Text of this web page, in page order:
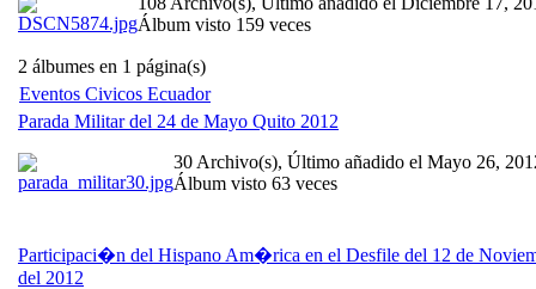
Álbum visto 159 veces
2 álbumes en 1 página(s)
Eventos Civicos Ecuador
Parada Militar del 24 de Mayo Quito 2012
30 Archivo(s), Último añadido el Mayo 26,
Álbum visto 63 veces
Participaci�n del Hispano Am�rica en el Desfile del 12 de
del 2012